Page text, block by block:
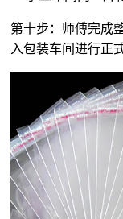
第十步：师傅完成
入包装车间进行正